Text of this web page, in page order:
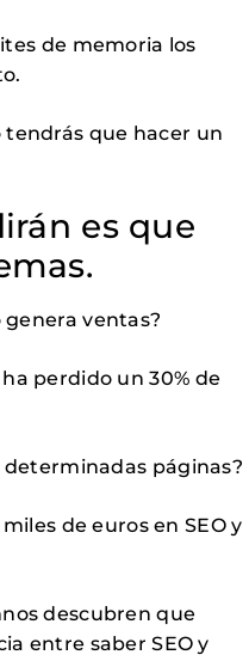
de memoria los
que hacer un
es que
ventas?
perdido un 30% de
determinadas páginas?
de euros en SEO y
descubren que
entre saber SEO y